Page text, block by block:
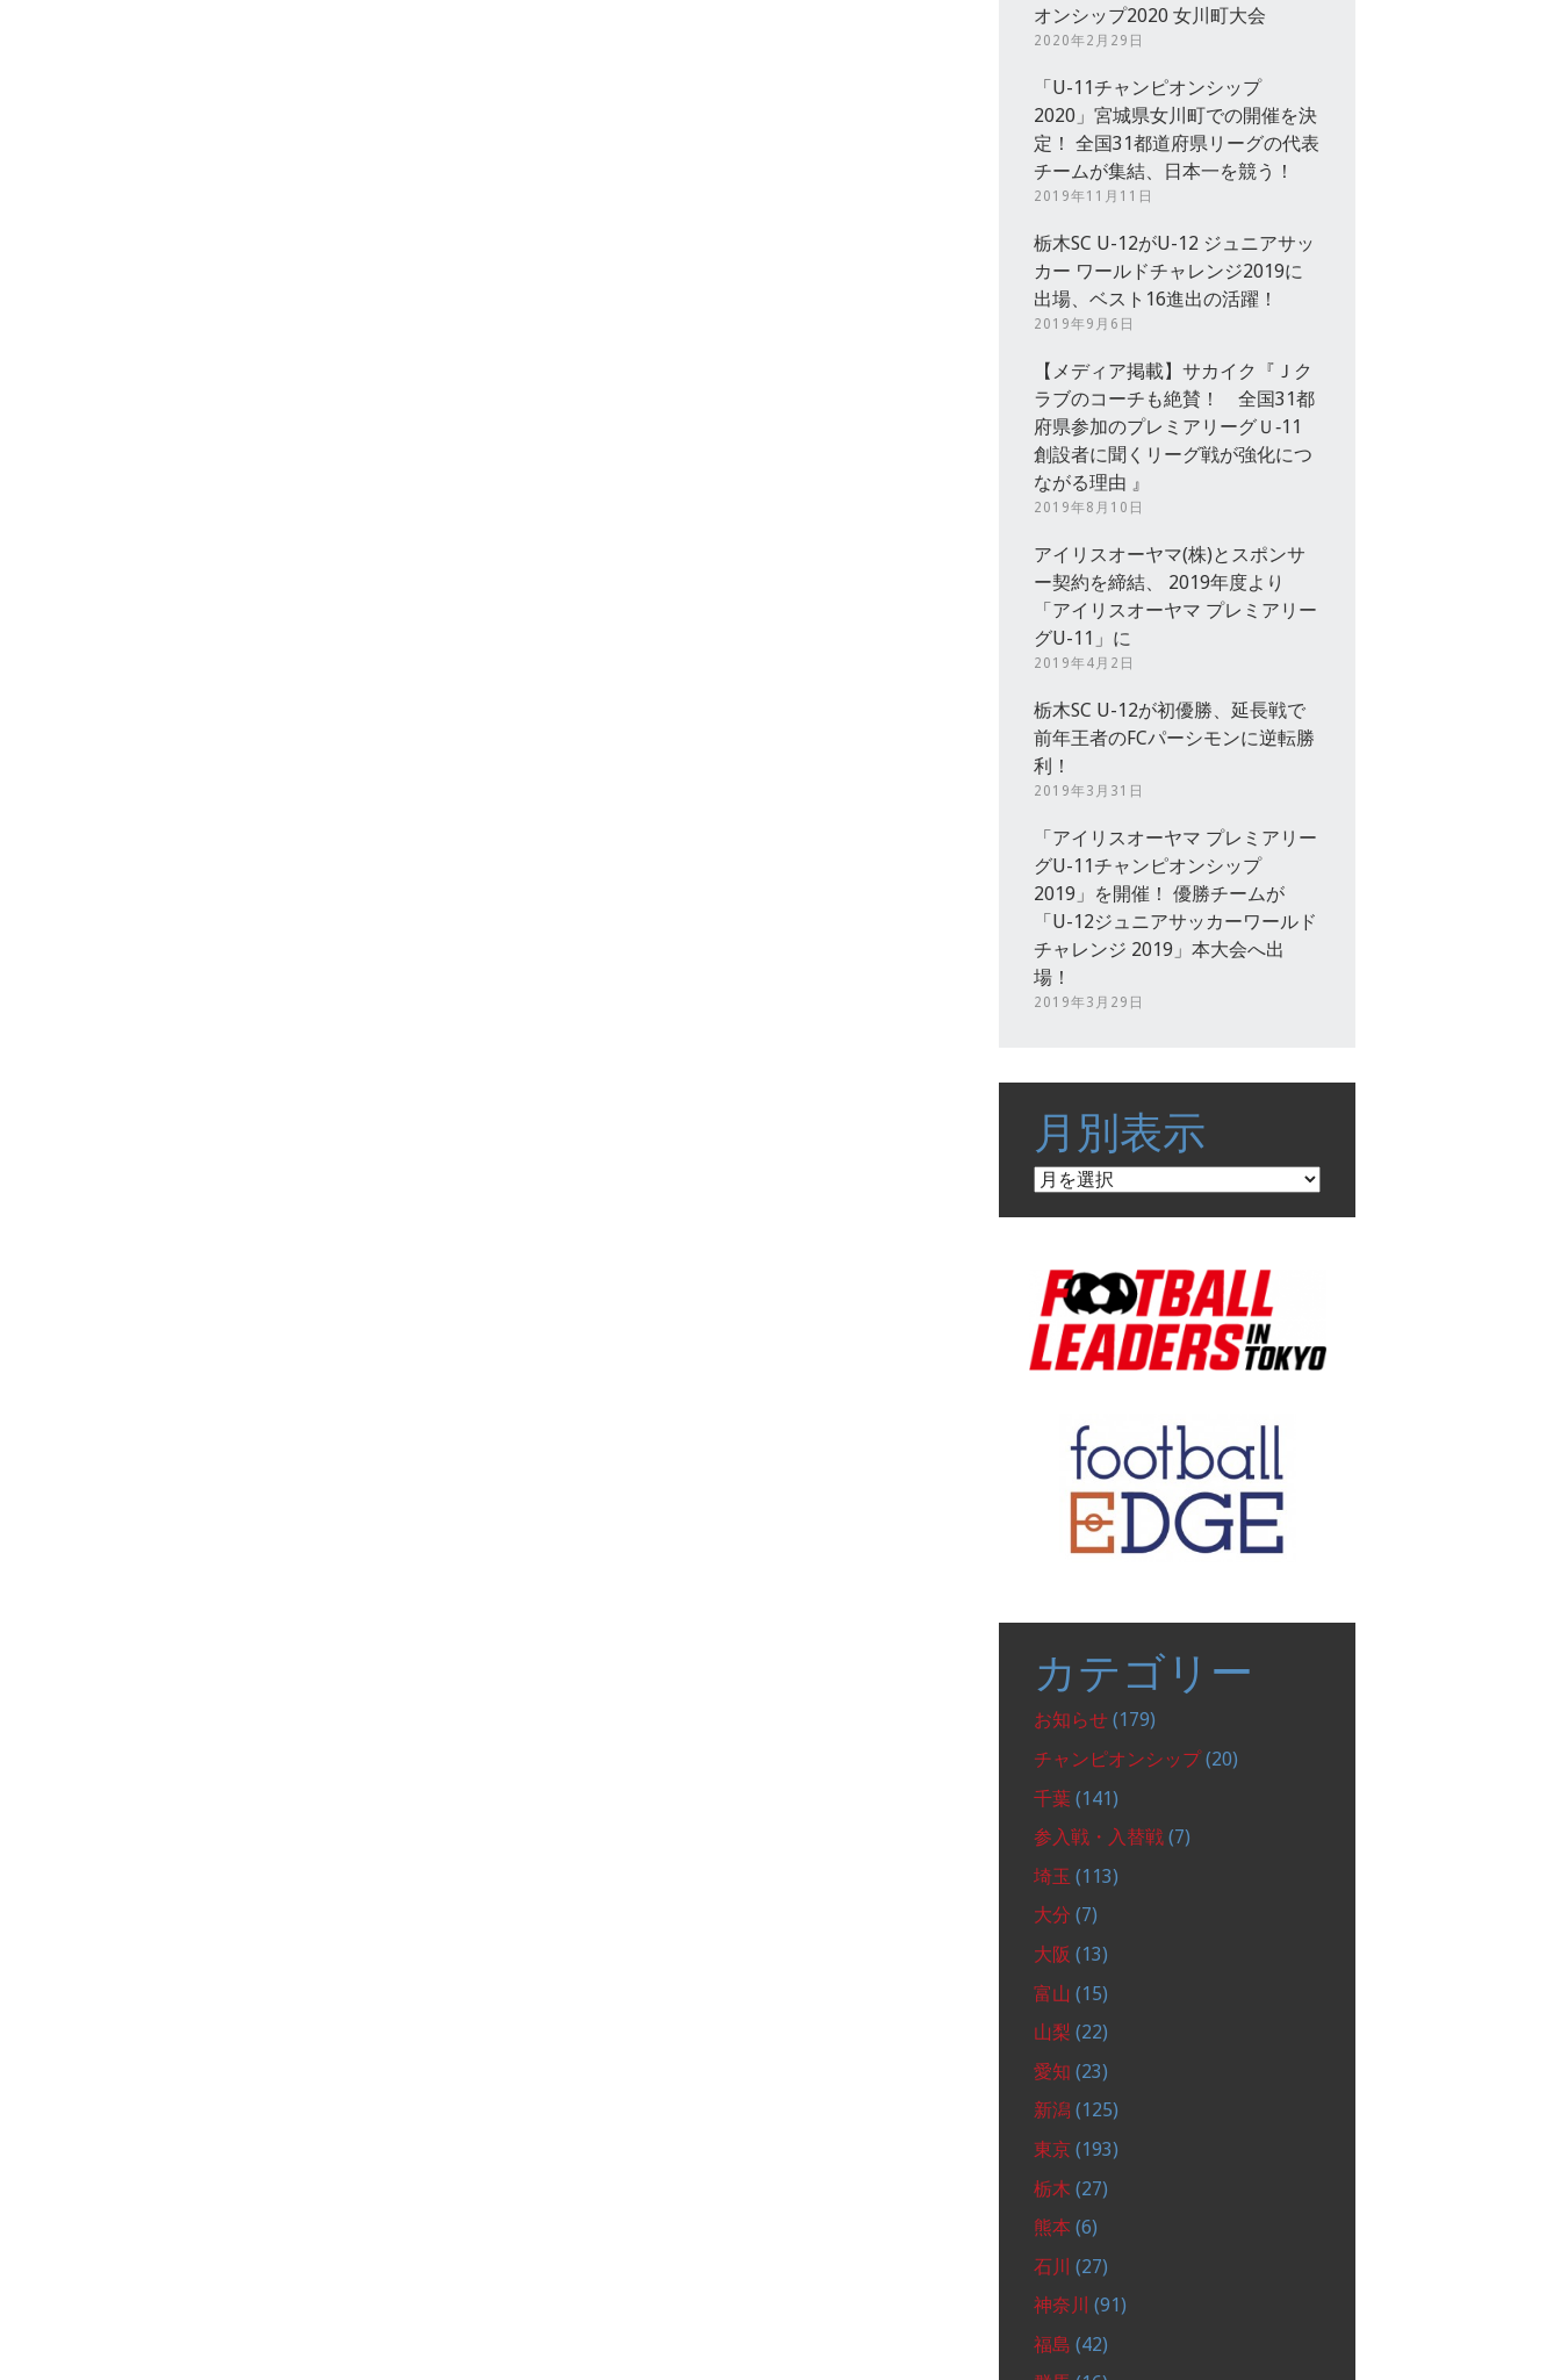
オンシップ2020 女川町大会
2020年2月29日
「U-11チャンピオンシップ
2020」宮城県女川町での開催を決
定！ 全国31都道府県リーグの代表
チームが集結、日本一を競う！
2019年11月11日
栃木SC U-12がU-12 ジュニアサッ
カー ワールドチャレンジ2019に
出場、ベスト16進出の活躍！
2019年9月6日
【メディア掲載】サカイク『Ｊク
ラブのコーチも絶賛！ 全国31都
府県参加のプレミアリーグＵ‐11
創設者に聞くリーグ戦が強化につ
ながる理由 』
2019年8月10日
アイリスオーヤマ(株)とスポンサ
ー契約を締結、 2019年度より
「アイリスオーヤマ プレミアリー
グU-11」に
2019年4月2日
栃木SC U-12が初優勝、延長戦で
前年王者のFCパーシモンに逆転勝
利！
2019年3月31日
「アイリスオーヤマ プレミアリー
グU-11チャンピオンシップ
2019」を開催！ 優勝チームが
「U-12ジュニアサッカーワールド
チャレンジ 2019」本大会へ出
場！
2019年3月29日
月別表示
月
カテゴリー
お知らせ (179)
チャンピオンシップ(20)
千葉 (141)
参入戦・入替戦 (7)
埼玉 (113)
大分 (7)
大阪 (13)
富山 (15)
山梨 (22)
愛知 (23)
新潟 (125)
東京 (193)
栃木 (27)
熊本 (6)
石川 (27)
神奈川 (91)
福島 (42)